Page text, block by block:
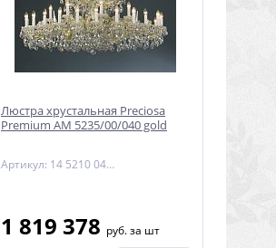
Люстра хрустальная Preciosa
Premium AM 5235/00/040 gold
Артикул: 14 5210 040 90 11 01 70
1 819 378 руб.за шт